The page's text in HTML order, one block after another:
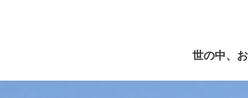
世の中、